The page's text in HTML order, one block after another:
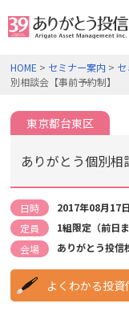
HOME > セミナー案内 >
別相談会【事前予約制】
東京都台東区
ありがとう個別相
日時 2017年08月17日
定員
1組限定（前日
会場
ありがとう投
よくわかる投資